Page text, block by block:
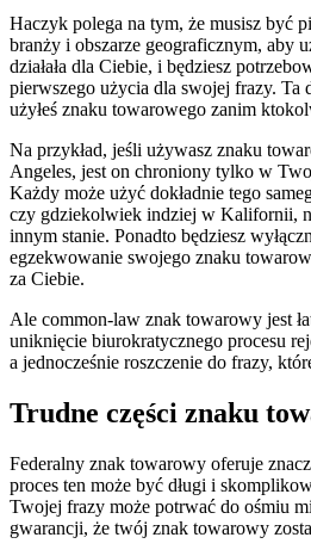
Haczyk polega na tym, że musisz być
branży i obszarze geograficznym, aby
działała dla Ciebie, i będziesz
pierwszego użycia dla swojej frazy. Ta
użyłeś znaku towarowego zanim
Na przykład, jeśli używasz znaku
Angeles, jest on chroniony tylko w
Każdy może użyć dokładnie tego
czy gdziekolwiek indziej w Kalifornii,
innym stanie. Ponadto będziesz
egzekwowanie swojego znaku
za Ciebie.
Ale common-law znak towarowy jest
uniknięcie biurokratycznego procesu
a jednocześnie roszczenie do frazy,
Trudne części znaku
Federalny znak towarowy oferuje
proces ten może być długi i
Twojej frazy może potrwać do ośmiu
gwarancji, że twój znak towarowy